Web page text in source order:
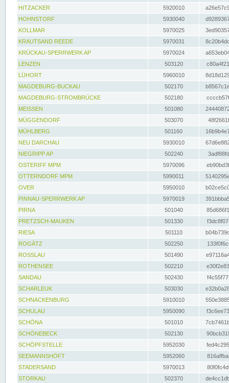
HITZACKER
5920010
HOHNSTORF
5930040
KOLLMAR
5970025
KRAUTSAND REEDE
5970031
KRÜCKAU-SPERRWERK AP
5970024
LENZEN
503120
LÜHORT
5960010
MAGDEBURG-BUCKAU
502170
MAGDEBURG-STROMBRÜCKE
502180
MEISSEN
501080
MÜGGENDORF
503070
MÜHLBERG
501160
NEU DARCHAU
5930010
NIEGRIPP AP
502240
OSTERIFF MPM
5970096
OTTERNDORF MPM
5990011
OVER
5950010
PINNAU-SPERRWERK AP
5970019
PIRNA
501040
PRETZSCH-MAUKEN
501330
RIESA
501110
ROGÄTZ
502250
ROSSLAU
501490
ROTHENSEE
502210
SANDAU
502430
SCHARLEUK
503030
SCHNACKENBURG
5910010
SCHULAU
5950090
SCHÖNA
501010
SCHÖNEBECK
502130
SCHÖPFSTELLE
5952030
SEEMANNSHÖFT
5952060
STADERSAND
5970013
STORKAU
502370